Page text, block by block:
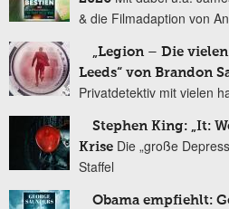
& die Filmadaption von
„Legion – Die
Leeds“ von Brandon
Privatdetektiv mit vielen
Stephen King: „It:
Krise Die „große
Staffel
Obama empfiehlt: